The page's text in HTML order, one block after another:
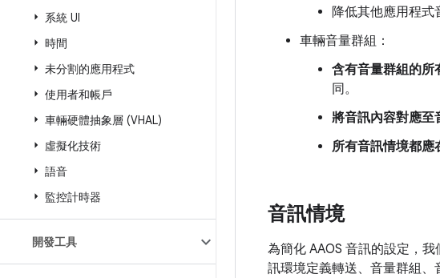
系統 UI
時間
未分割的應用程式
使用者和帳戶
車輛硬體抽象層 (VHAL)
虛擬化技術
語音
監控計時器
開發工具
降低其他應用程式
車輛音量群組：
含有音量群組的所
同。
將音訊內容對應至
所有音訊情境都應
音訊情境
為簡化 AAOS 音訊的設定，
訊環境定義轉送、音量群組、